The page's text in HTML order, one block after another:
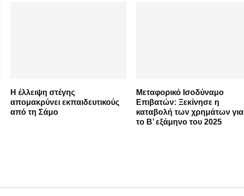
Η έλλειψη στέγης
απομακρύνει εκπαιδευτικούς
από τη Σάμο
Μεταφορικό Ισοδύναμο
Επιβατών: Ξεκίνησε η
καταβολή των χρημάτων για
το Β’ εξάμηνο του 2025